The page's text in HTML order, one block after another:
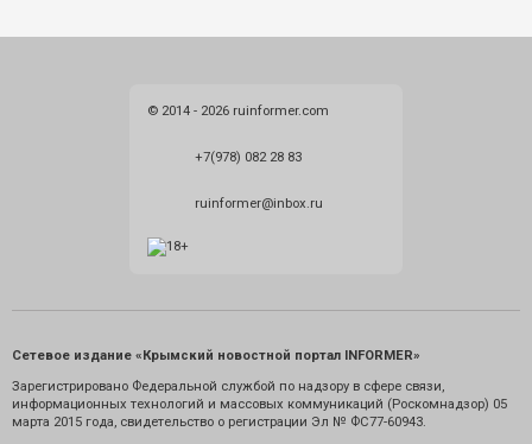
© 2014 - 2026 ruinformer.com
+7(978) 082 28 83
ruinformer@inbox.ru
Сетевое издание «Крымский новостной портал INFORMER»
Зарегистрировано Федеральной службой по надзору в сфере связи,
информационных технологий и массовых коммуникаций (Роскомнадзор) 05
марта 2015 года, свидетельство о регистрации Эл № ФС77-60943.